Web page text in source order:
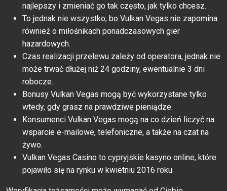
najlepszy i zmieniać go tak często, jak tylko chcesz.
To jednak nie wszystko, bo Vulkan Vegas nie zapomina
również o miłośnikach ponadczasowych gier
hazardowych.
Czas realizacji przelewu zależy od operatora, jednak nie
może trwać dłużej niż 24 godziny, ewentualnie 3 dni
robocze.
Bonusy Vulkan Vegas mogą być wykorzystane tylko
wtedy, gdy grasz na prawdziwe pieniądze.
Konsumenci Vulkan Vegas mogą na co dzień liczyć na
wsparcie e-mailowe, telefoniczne, a także na czat na
żywo.
Vulkan Vegas Casino to cypryjskie kasyno online, które
pojawiło się na rynku w kwietniu 2016 roku.